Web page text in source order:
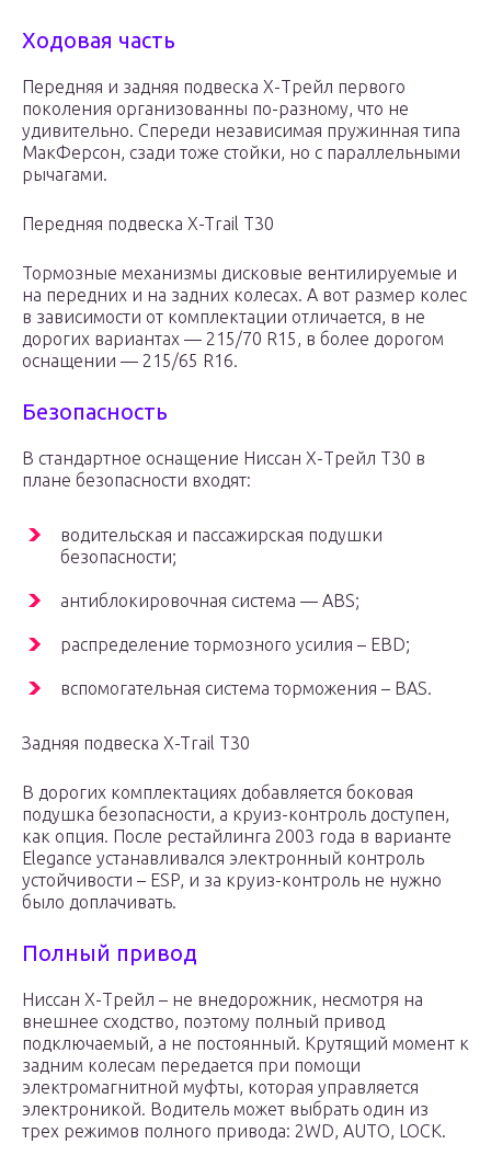
Ходовая часть
Передняя и задняя подвеска Х-Трейл первого
поколения организованны по-разному, что не
удивительно. Спереди независимая пружинная типа
МакФерсон, сзади тоже стойки, но с параллельными
рычагами.
Передняя подвеска X-Trail T30
Тормозные механизмы дисковые вентилируемые и
на передних и на задних колесах. А вот размер колес
в зависимости от комплектации отличается, в не
дорогих вариантах — 215/70 R15, в более дорогом
оснащении — 215/65 R16.
Безопасность
В стандартное оснащение Ниссан Х-Трейл Т30 в
плане безопасности входят:
водительская и пассажирская подушки
безопасности;
антиблокировочная система — ABS;
распределение тормозного усилия – EBD;
вспомогательная система торможения – BAS.
Задняя подвеска X-Trail T30
В дорогих комплектациях добавляется боковая
подушка безопасности, а круиз-контроль доступен,
как опция. После рестайлинга 2003 года в варианте
Elegance устанавливался электронный контроль
устойчивости – ESP, и за круиз-контроль не нужно
было доплачивать.
Полный привод
Ниссан Х-Трейл – не внедорожник, несмотря на
внешнее сходство, поэтому полный привод
подключаемый, а не постоянный. Крутящий момент к
задним колесам передается при помощи
электромагнитной муфты, которая управляется
электроникой. Водитель может выбрать один из
трех режимов полного привода: 2WD, AUTO, LOCK.